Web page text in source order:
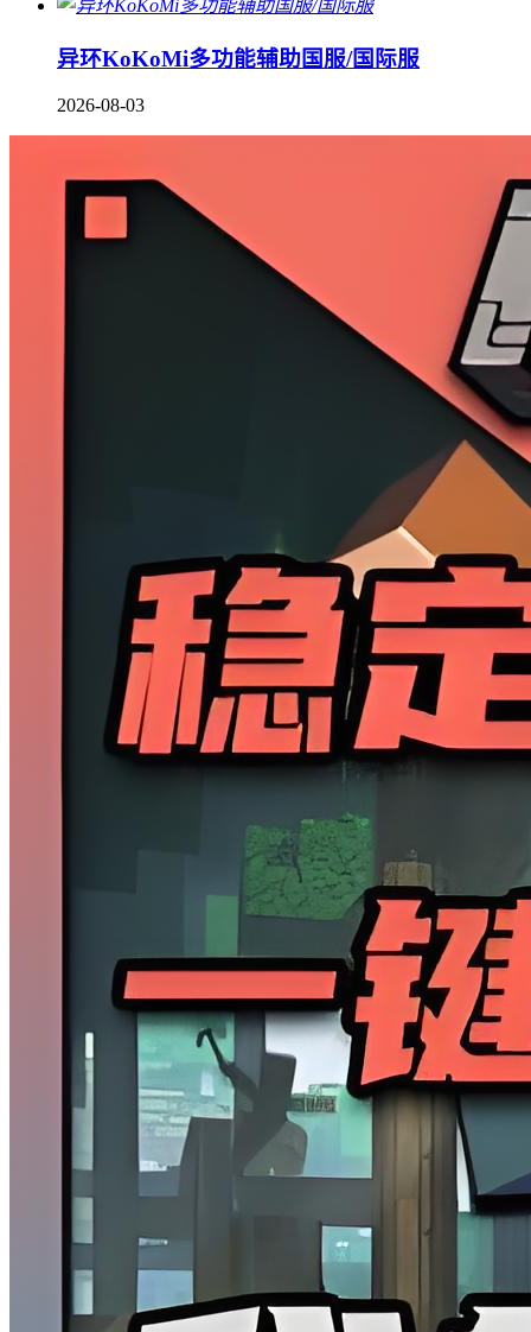
异环KoKoMi多功能辅助国服/国际服
2026-08-03